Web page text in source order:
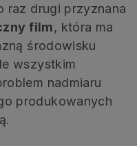
raz drugi przyznana
film, która ma
środowisku
wszystkim
nadmiaru
produkowanych